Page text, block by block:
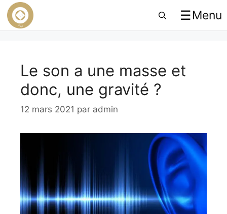
☰Menu
Le son a une masse et
donc, une gravité ?
12 mars 2021 par admin